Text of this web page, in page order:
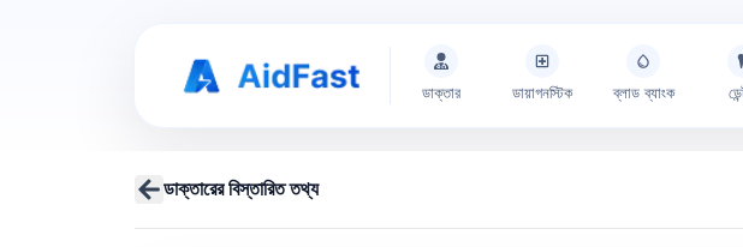
ডাক্তার ডায়াগনস্টিক ব্লাড ব্যাংক
ডাক্তারের বিস্তারিত তথ্য